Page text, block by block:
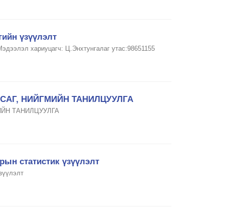
үзүүлэлт
хариуцагч: Ц.Энхтунгалаг утас:98651155
НИЙГМИЙН ТАНИЛЦУУЛГА
ТАНИЛЦУУЛГА
статистик үзүүлэлт